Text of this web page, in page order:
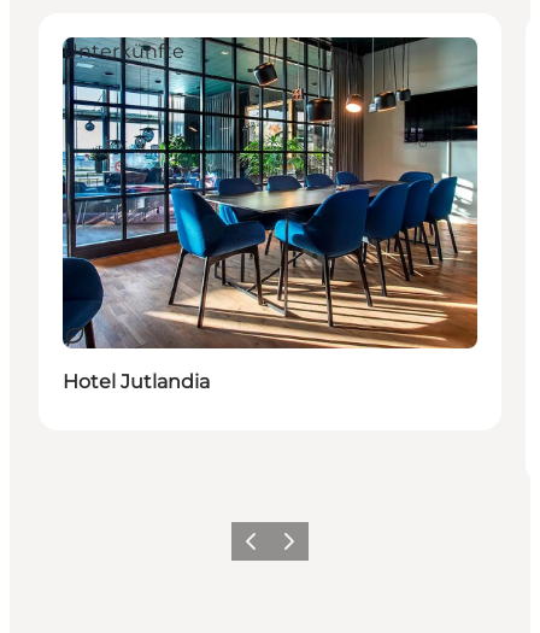
Nachhaltig
Unterkünfte
Hotel Jutlandia
ZurückWeiter